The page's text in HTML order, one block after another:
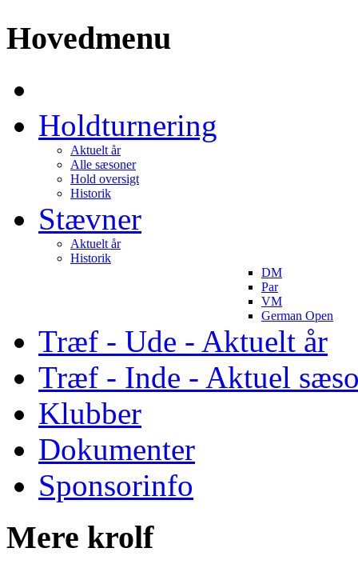
Hovedmenu
Holdturnering
Aktuelt år
Alle sæsoner
Hold oversigt
Historik
Stævner
Aktuelt år
Historik
DM
Par
VM
German Open
Træf - Ude - Aktuelt år
Træf - Inde - Aktuel
Klubber
Dokumenter
Sponsorinfo
Mere krolf